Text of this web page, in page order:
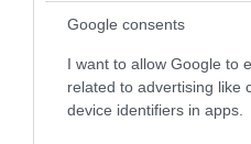
Google consents
I want to allow Google to
related to advertising like
device identifiers in apps.
08.08.2026 | 17:02
ΕΚΤΑΚΤΟ: Τρεις
βορειοκορεατικού
ταχύτατα στη Ρωσία